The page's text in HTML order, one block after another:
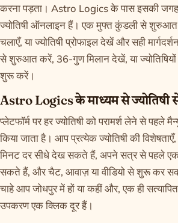
करना पड़ता। Astro Logics के पास इसकी जगह
ज्योतिषी ऑनलाइन हैं। एक मुफ्त कुंडली से
चलाएँ, या ज्योतिषी प्रोफाइल देखें और सही
से शुरुआत करें, 36-गुण मिलानदेखें, या
शुरू करें।
Astro Logics के माध्यम से ज्योतिषी से
प्लेटफॉर्म पर हर ज्योतिषी को परामर्श लेने से पहले
किया जाता है। आप प्रत्येक ज्योतिषी की
मिनट दर सीधे देख सकते हैं, अपने सत्र से पहले
सकते हैं, और चैट, आवाज़ या वीडियो से शुरू कर
चाहे आप जोधपुर में हों या कहीं और, एक ही
उपकरण एक क्लिक दूर हैं।